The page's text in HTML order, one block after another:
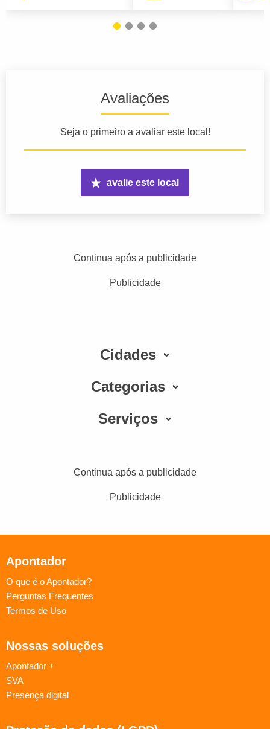
Avaliações
Seja o primeiro a avaliar este local!
avalie este local
Continua após a publicidade
Publicidade
Cidades
Categorias
Serviços
Continua após a publicidade
Publicidade
Apontador
O que é o Apontador?
Perguntas Frequentes
Termos de Uso
Nossas soluções
Apontador +
SVA
Presença digital